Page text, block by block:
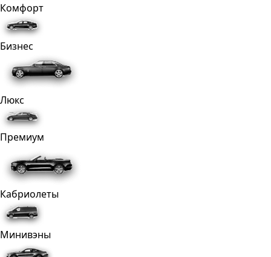
Комфорт
Бизнес
Люкс
Премиум
Кабриолеты
Минивэны